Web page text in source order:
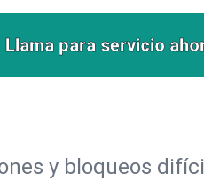
Llama para servicio
y bloqueos